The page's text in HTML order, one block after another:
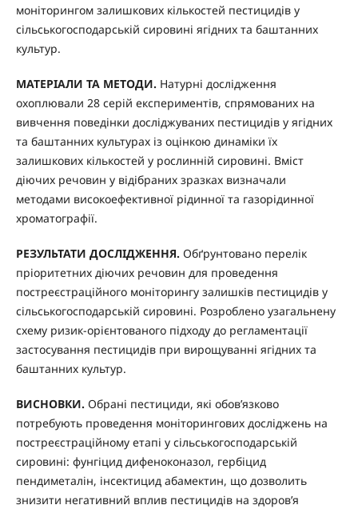
моніторингом залишкових кількостей пестицидів у
сільськогосподарській сировині ягідних та баштанних
культур.
МАТЕРІАЛИ ТА МЕТОДИ. Натурні дослідження
охоплювали 28 серій експериментів, спрямованих на
вивчення поведінки досліджуваних пестицидів у ягідних
та баштанних культурах із оцінкою динаміки їх
залишкових кількостей у рослинній сировині. Вміст
діючих речовин у відібраних зразках визначали
методами високоефективної рідинної та газорідинної
хроматографії.
РЕЗУЛЬТАТИ ДОСЛІДЖЕННЯ. Обґрунтовано перелік
пріоритетних діючих речовин для проведення
постреєстраційного моніторингу залишків пестицидів у
сільськогосподарській сировині. Розроблено узагальнену
схему ризик-орієнтованого підходу до регламентації
застосування пестицидів при вирощуванні ягідних та
баштанних культур.
ВИСНОВКИ. Обрані пестициди, які обов’язково
потребують проведення моніторингових досліджень на
постреєстраційному етапі у сільськогосподарській
сировині: фунгіцид дифеноконазол, гербіцид
пендиметалін, інсектицид абамектин, що дозволить
знизити негативний вплив пестицидів на здоров’я